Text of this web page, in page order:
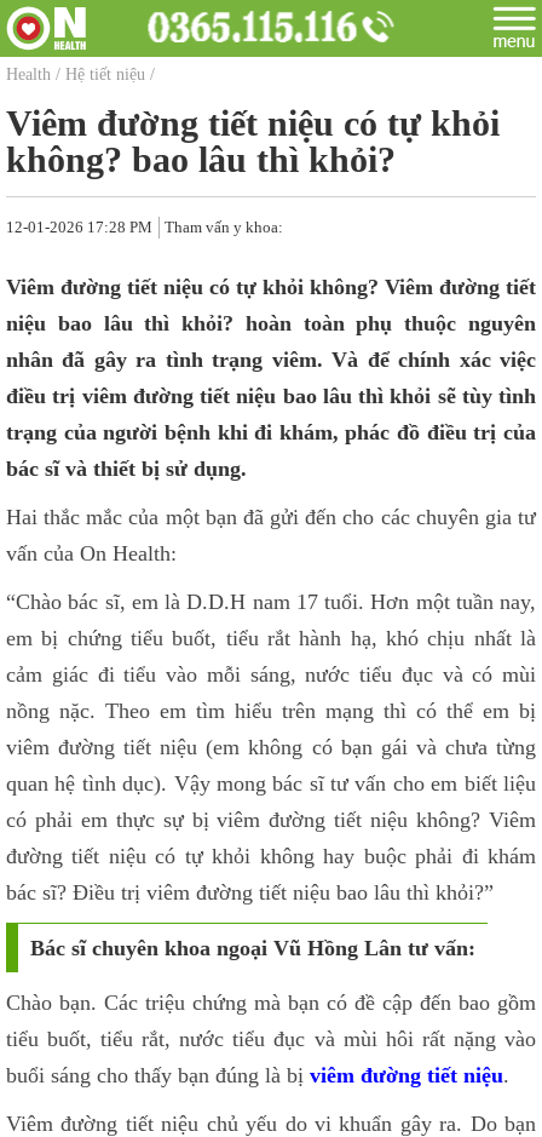
Health / Hệ tiết niệu /
Viêm đường tiết niệu có tự khỏi
không? bao lâu thì khỏi?
12-01-2026 17:28 PM Tham vấn y khoa:
Viêm đường tiết niệu có tự khỏi không? Viêm đường tiết
niệu bao lâu thì khỏi? hoàn toàn phụ thuộc nguyên
nhân đã gây ra tình trạng viêm. Và để chính xác việc
điều trị viêm đường tiết niệu bao lâu thì khỏi sẽ tùy tình
trạng của người bệnh khi đi khám, phác đồ điều trị của
bác sĩ và thiết bị sử dụng.
Hai thắc mắc của một bạn đã gửi đến cho các chuyên gia tư
vấn của On Health:
“Chào bác sĩ, em là D.D.H nam 17 tuổi. Hơn một tuần nay,
em bị chứng tiểu buốt, tiểu rắt hành hạ, khó chịu nhất là
cảm giác đi tiểu vào mỗi sáng, nước tiểu đục và có mùi
nồng nặc. Theo em tìm hiểu trên mạng thì có thể em bị
viêm đường tiết niệu (em không có bạn gái và chưa từng
quan hệ tình dục). Vậy mong bác sĩ tư vấn cho em biết liệu
có phải em thực sự bị viêm đường tiết niệu không? Viêm
đường tiết niệu có tự khỏi không hay buộc phải đi khám
bác sĩ? Điều trị viêm đường tiết niệu bao lâu thì khỏi?”
Bác sĩ chuyên khoa ngoại Vũ Hồng Lân tư vấn:
Chào bạn. Các triệu chứng mà bạn có đề cập đến bao gồm
tiểu buốt, tiểu rắt, nước tiểu đục và mùi hôi rất nặng vào
buổi sáng cho thấy bạn đúng là bị viêm đường tiết niệu.
Viêm đường tiết niệu chủ yếu do vi khuẩn gây ra. Do bạn